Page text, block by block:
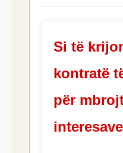
Si të
kontratë
për